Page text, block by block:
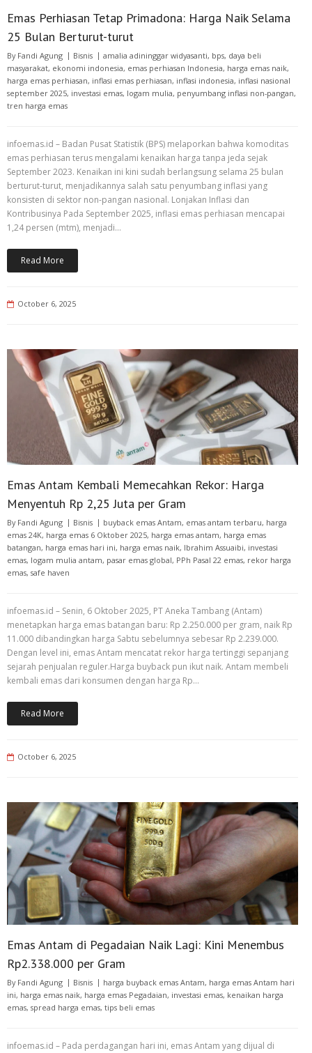
Emas Perhiasan Tetap Primadona: Harga Naik Selama
25 Bulan Berturut-turut
By Fandi Agung Bisnis amalia adininggar widyasanti, bps, daya beli
masyarakat, ekonomi indonesia, emas perhiasan Indonesia, harga emas naik,
harga emas perhiasan, inflasi emas perhiasan, inflasi indonesia, inflasi nasional
september 2025, investasi emas, logam mulia, penyumbang inflasi non-pangan,
tren harga emas
infoemas.id – Badan Pusat Statistik (BPS) melaporkan bahwa komoditas
emas perhiasan terus mengalami kenaikan harga tanpa jeda sejak
September 2023. Kenaikan ini kini sudah berlangsung selama 25 bulan
berturut-turut, menjadikannya salah satu penyumbang inflasi yang
konsisten di sektor non-pangan nasional. Lonjakan Inflasi dan
Kontribusinya Pada September 2025, inflasi emas perhiasan mencapai
1,24 persen (mtm), menjadi…
Read More
October 6, 2025
Emas Antam Kembali Memecahkan Rekor: Harga
Menyentuh Rp 2,25 Juta per Gram
By Fandi Agung Bisnis buyback emas Antam, emas antam terbaru, harga
emas 24K, harga emas 6 Oktober 2025, harga emas antam, harga emas
batangan, harga emas hari ini, harga emas naik, Ibrahim Assuaibi, investasi
emas, logam mulia antam, pasar emas global, PPh Pasal 22 emas, rekor harga
emas, safe haven
infoemas.id – Senin, 6 Oktober 2025, PT Aneka Tambang (Antam)
menetapkan harga emas batangan baru: Rp 2.250.000 per gram, naik Rp
11.000 dibandingkan harga Sabtu sebelumnya sebesar Rp 2.239.000.
Dengan level ini, emas Antam mencatat rekor harga tertinggi sepanjang
sejarah penjualan reguler.Harga buyback pun ikut naik. Antam membeli
kembali emas dari konsumen dengan harga Rp…
Read More
October 6, 2025
Emas Antam di Pegadaian Naik Lagi: Kini Menembus
Rp2.338.000 per Gram
By Fandi Agung Bisnis harga buyback emas Antam, harga emas Antam hari
ini, harga emas naik, harga emas Pegadaian, investasi emas, kenaikan harga
emas, spread harga emas, tips beli emas
infoemas.id – Pada perdagangan hari ini, emas Antam yang dijual di